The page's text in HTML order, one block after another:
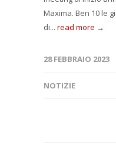
Maxima. Ben 10 le
di... read more →
28 FEBBRAIO 2023
NOTIZIE